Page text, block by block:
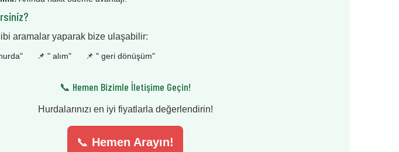
aramalar yaparak bize ulaşabilir:
" 📌 " alım" 📌 " geri dönüşüm"
📞 Hemen Bizimle İletişime Geçin!
Hurdalarınızı en iyi fiyatlarla değerlendirin!
📞 Hemen Arayın!